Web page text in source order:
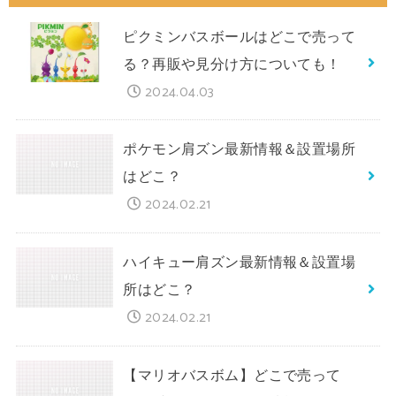
ピクミンバスボールはどこで売って
る？再販や見分け方についても！
2024.04.03
ポケモン肩ズン最新情報＆設置場所
はどこ？
2024.02.21
ハイキュー肩ズン最新情報＆設置場
所はどこ？
2024.02.21
【マリオバスボム】どこで売って